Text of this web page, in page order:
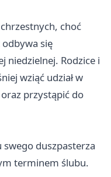
choć
się
niedzielnej. Rodzice i
wziąć udział w
przystąpić do
swego duszpasterza
terminem ślubu.